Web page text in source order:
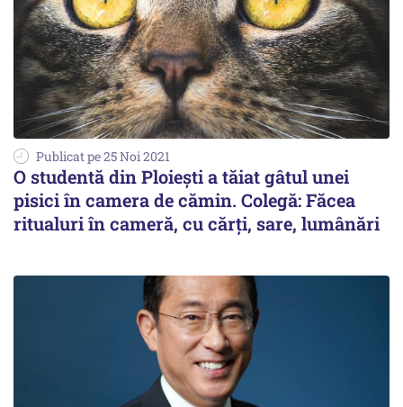
Publicat pe 25 Noi 2021
O studentă din Ploiești a tăiat gâtul unei
pisici în camera de cămin. Colegă: Făcea
ritualuri în cameră, cu cărți, sare, lumânări